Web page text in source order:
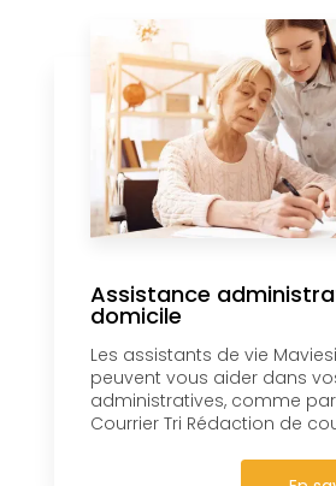
Assistance
domicile
Les assistants de vie
peuvent vous aider dans
administratives, comme
Courrier Tri Rédaction de